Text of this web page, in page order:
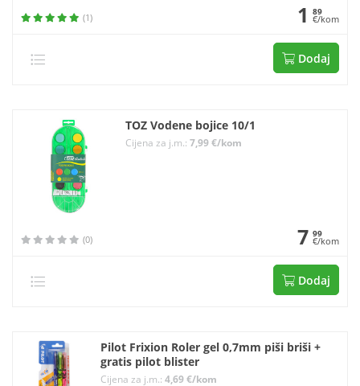
(1) 1 89
€/kom
Dodaj
TOZ Vodene bojice 10/1
Cijena za j.m.: 7,99 €/kom
(0) 7 99
€/kom
Dodaj
Pilot Frixion Roler gel 0,7mm piši briši +
gratis pilot blister
Cijena za j.m.: 4,69 €/kom